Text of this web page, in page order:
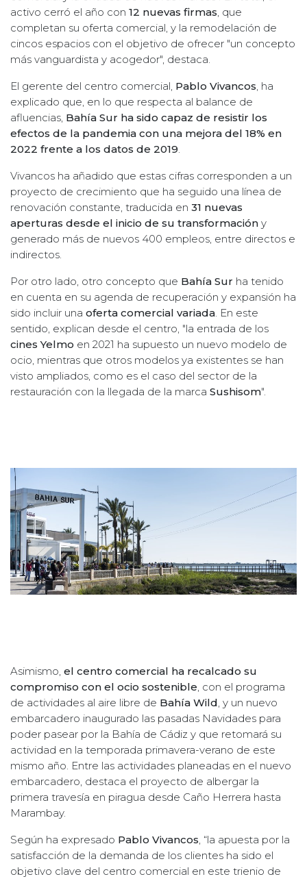
activo cerró el año con 12 nuevas firmas, que
completan su oferta comercial, y la remodelación de
cincos espacios con el objetivo de ofrecer "un concepto
más vanguardista y acogedor", destaca.
El gerente del centro comercial, Pablo Vivancos, ha
explicado que, en lo que respecta al balance de
afluencias, Bahía Sur ha sido capaz de resistir los
efectos de la pandemia con una mejora del 18% en
2022 frente a los datos de 2019.
Vivancos ha añadido que estas cifras corresponden a un
proyecto de crecimiento que ha seguido una línea de
renovación constante, traducida en 31 nuevas
aperturas desde el inicio de su transformación y
generado más de nuevos 400 empleos, entre directos e
indirectos.
Por otro lado, otro concepto que Bahía Sur ha tenido
en cuenta en su agenda de recuperación y expansión ha
sido incluir una oferta comercial variada. En este
sentido, explican desde el centro, "la entrada de los
cines Yelmo en 2021 ha supuesto un nuevo modelo de
ocio, mientras que otros modelos ya existentes se han
visto ampliados, como es el caso del sector de la
restauración con la llegada de la marca Sushisom".
Asimismo, el centro comercial ha recalcado su
compromiso con el ocio sostenible, con el programa
de actividades al aire libre de Bahía Wild, y un nuevo
embarcadero inaugurado las pasadas Navidades para
poder pasear por la Bahía de Cádiz y que retomará su
actividad en la temporada primavera-verano de este
mismo año. Entre las actividades planeadas en el nuevo
embarcadero, destaca el proyecto de albergar la
primera travesía en piragua desde Caño Herrera hasta
Marambay.
Según ha expresado Pablo Vivancos, “la apuesta por la
satisfacción de la demanda de los clientes ha sido el
objetivo clave del centro comercial en este trienio de